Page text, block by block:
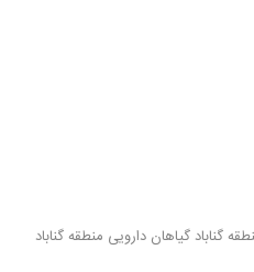
گناباد گیاهان دارویی منطقه گناباد